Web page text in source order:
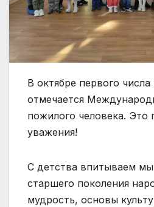
В октябре первого
отмечается
пожилого человека. Это
уважения!
С детства впитываем
старшего поколения
мудрость, основы